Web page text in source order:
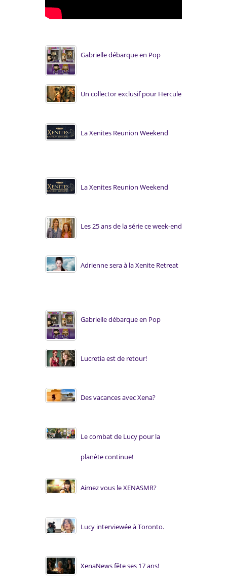
Gabrielle débarque en Pop
Un collector exclusif pour Hercule
La Xenites Reunion Weekend
La Xenites Reunion Weekend
Les 25 ans de la série ce week-end
Adrienne sera à la Xenite Retreat
Gabrielle débarque en Pop
Lucretia est de retour!
Des vacances avec Xena?
Le combat de Lucy pour la
planète continue!
Aimez vous le XENASMR?
Lucy interviewée à Toronto.
XenaNews fête ses 17 ans!